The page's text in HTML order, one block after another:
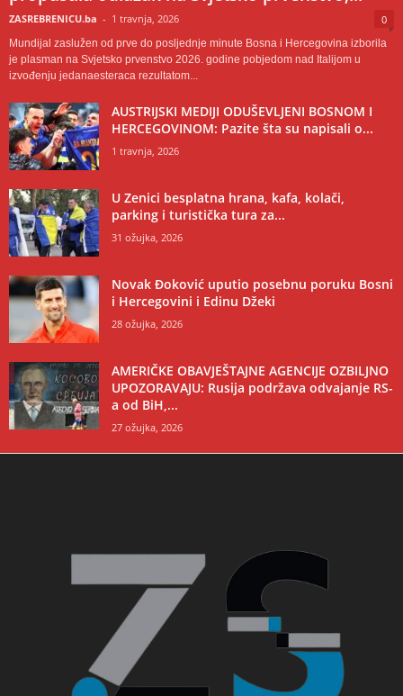
ZASREBRENICU.ba - 1 travnja, 2026 0
Mundijal zaslužen od prve do posljednje minute Bosna i Hercegovina izborila
je plasman na Svjetsko prvenstvo 2026. godine pobjedom nad Italijom u
izvođenju jedanaesteraca rezultatom...
AUSTRIJSKI MEDIJI ODUŠEVLJENI BOSNOM I
HERCEGOVINOM: Pazite šta su napisali o...
1 travnja, 2026
U Zenici besplatna hrana, kafa, kolači,
parking i turistička tura za...
31 ožujka, 2026
Novak Đoković uputio posebnu poruku Bosni
i Hercegovini i Edinu Džeki
28 ožujka, 2026
AMERIČKE OBAVJEŠTAJNE AGENCIJE OZBILJNO
UPOZORAVAJU: Rusija podržava odvajanje RS-
a od BiH,...
27 ožujka, 2026